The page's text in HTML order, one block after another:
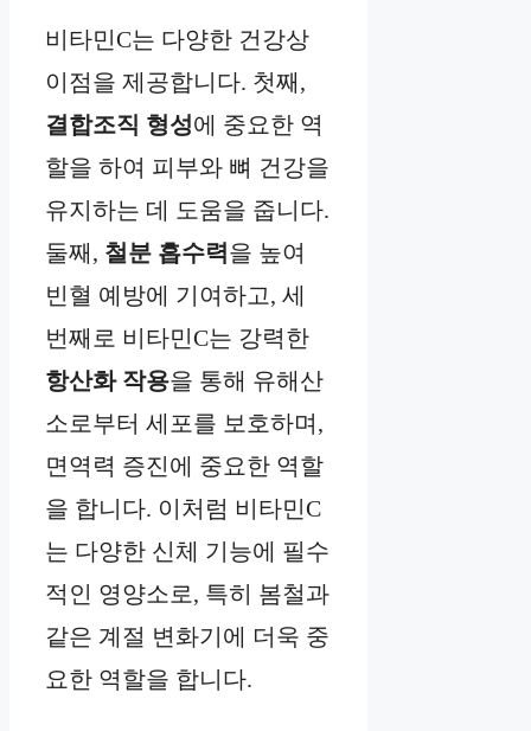
비타민C는 다양한 건강상
이점을 제공합니다. 첫째,
결합조직 형성에 중요한 역
할을 하여 피부와 뼈 건강을
유지하는 데 도움을 줍니다.
둘째, 철분 흡수력을 높여
빈혈 예방에 기여하고, 세
번째로 비타민C는 강력한
항산화 작용을 통해 유해산
소로부터 세포를 보호하며,
면역력 증진에 중요한 역할
을 합니다. 이처럼 비타민C
는 다양한 신체 기능에 필수
적인 영양소로, 특히 봄철과
같은 계절 변화기에 더욱 중
요한 역할을 합니다.